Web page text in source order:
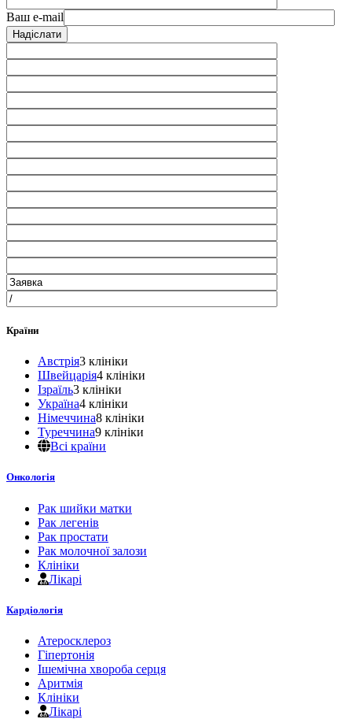
Ваш e-mail
Країни
Австрія3 клініки
Швейцарія4 клініки
Ізраїль3 клініки
Україна4 клініки
Німеччина8 клініки
Туреччина9 клініки
Всі країни
Онкологія
Рак шийки матки
Рак легенів
Рак простати
Рак молочної залози
Клініки
Лікарі
Кардіологія
Атеросклероз
Гіпертонія
Ішемічна хвороба серця
Аритмія
Клініки
Лікарі